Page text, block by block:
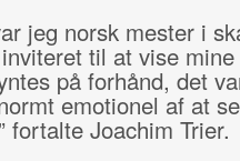
jeg norsk mester i
til at vise mine
på forhånd, det
emotionel af at
fortalte Joachim Trier.